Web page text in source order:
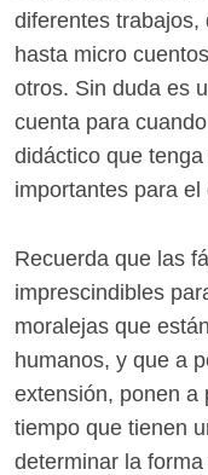
diferentes trabajos,
hasta micro
otros. Sin duda es
cuenta para
didáctico que
importantes para
Recuerda que las
imprescindibles
moralejas que
humanos, y que a
extensión, ponen a
tiempo que tienen
determinar la